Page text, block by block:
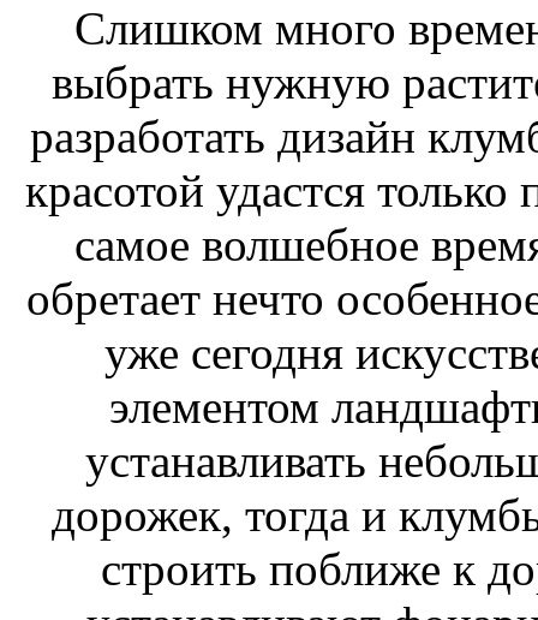
Слишком много
выбрать нужную
разработать дизайн
красотой удастся только
самое волшебное
обретает нечто
уже сегодня
элементом
устанавливать
дорожек, тогда и
строить поближе к